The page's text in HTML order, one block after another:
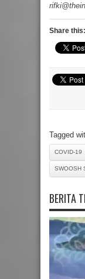
Share this:
Tagged
COVID-19
SWOOSH
BERITA